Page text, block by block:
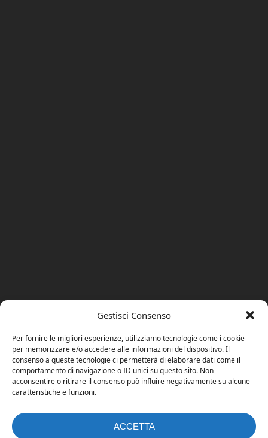
Gestisci Consenso
Per fornire le migliori esperienze, utilizziamo tecnologie come i cookie
per memorizzare e/o accedere alle informazioni del dispositivo. Il
consenso a queste tecnologie ci permetterà di elaborare dati come il
comportamento di navigazione o ID unici su questo sito. Non
acconsentire o ritirare il consenso può influire negativamente su alcune
caratteristiche e funzioni.
ACCETTA